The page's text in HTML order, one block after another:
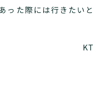
った際には行きたいと
KT